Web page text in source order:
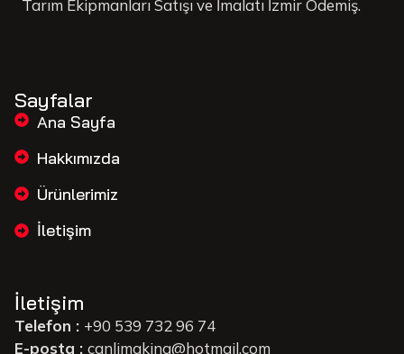
Tarım Ekipmanları Satışı ve İmalatı İzmir Ödemiş.
Sayfalar
Ana Sayfa
Hakkımızda
Ürünlerimiz
İletişim
İletişim
Telefon : +90 539 732 96 74
E-posta : canlimakina@hotmail.com